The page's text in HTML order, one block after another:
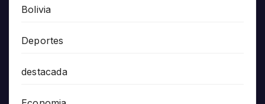
Bolivia
Deportes
destacada